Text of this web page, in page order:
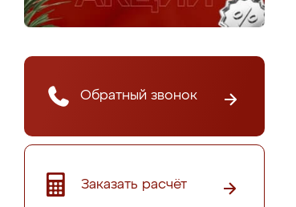
Обратный звонок
Заказать расчёт